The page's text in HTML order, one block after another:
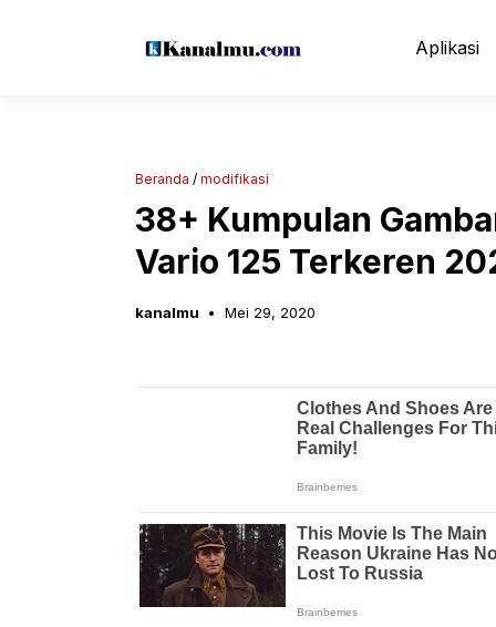
Aplikasi
Beranda / modifikasi
38+ Kumpulan
Vario 125 Terkeren
kanalmu Mei 29, 2020